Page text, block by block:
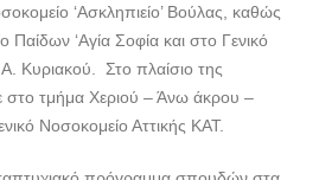
‘Ασκληπιείο’ Βούλας, καθώς
Παίδων ‘Αγία Σοφία και στο Γενικό
Κυριακού. Στο πλαίσιο της
στο τμήμα Χεριού – Άνω άκρου –
Νοσοκομείο Αττικής ΚΑΤ.